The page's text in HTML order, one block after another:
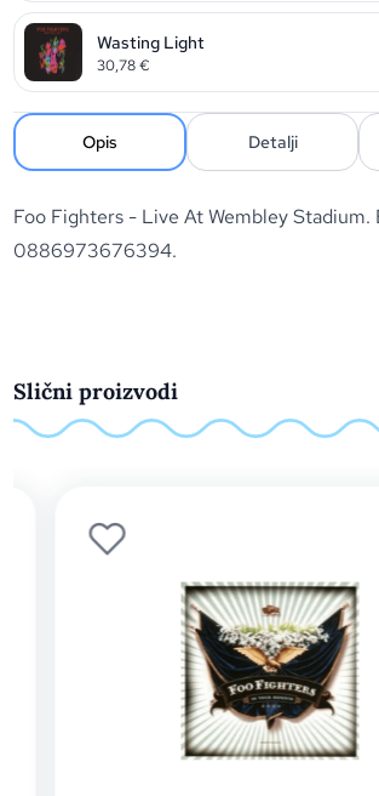
Wasting Light
30,78€
Opis Detalji
Foo Fighters - Live At Wembley Stadium.
0886973676394.
Slični proizvodi